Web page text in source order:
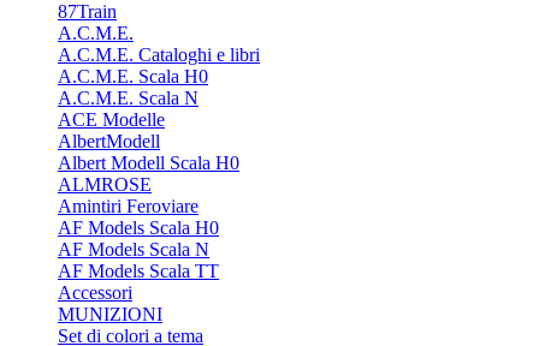
87Train
A.C.M.E.
A.C.M.E. Cataloghi e libri
A.C.M.E. Scala H0
A.C.M.E. Scala N
ACE Modelle
AlbertModell
Albert Modell Scala H0
ALMROSE
Amintiri Feroviare
AF Models Scala H0
AF Models Scala N
AF Models Scala TT
Accessori
MUNIZIONI
Set di colori a tema